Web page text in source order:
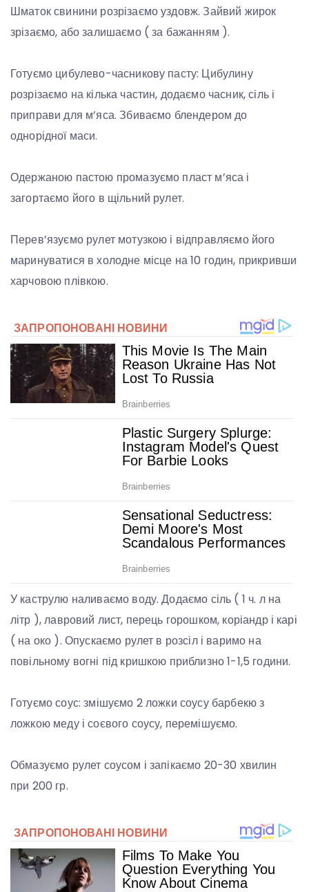
Шматок свинини розрізаємо уздовж. Зайвий жирок
зрізаємо, або залишаємо ( за бажанням ).
Готуємо цибулево-часникову пасту: Цибулину
розрізаємо на кілька частин, додаємо часник, сіль і
приправи для м’яса. Збиваємо блендером до
однорідної маси.
Одержаною пастою промазуємо пласт м’яса і
загортаємо його в щільний рулет.
Перев’язуємо рулет мотузкою і відправляємо його
маринуватися в холодне місце на 10 годин, прикривши
харчовою плівкою.
У каструлю наливаємо воду. Додаємо сіль ( 1 ч. л на
літр ), лавровий лист, перець горошком, коріандр і карі
( на око ). Опускаємо рулет в розсіл і варимо на
повільному вогні під кришкою приблизно 1-1,5 години.
Готуємо соус: змішуємо 2 ложки соусу барбекю з
ложкою меду і соєвого соусу, перемішуємо.
Обмазуємо рулет соусом і запікаємо 20-30 хвилин
при 200 гр.